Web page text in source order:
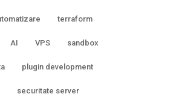
terraform
AI VPS sandbox
plugin development
securitate server